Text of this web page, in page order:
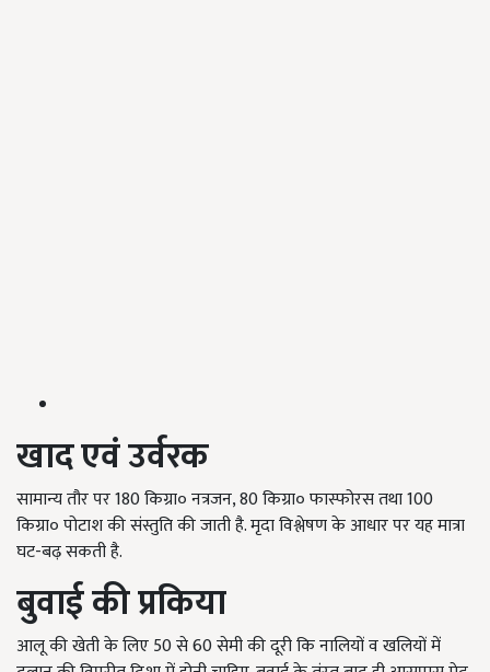
खाद एवं उर्वरक
सामान्य तौर पर 180 किग्रा० नत्रजन, 80 किग्रा० फास्फोरस तथा 100
किग्रा० पोटाश की संस्तुति की जाती है. मृदा विश्लेषण के आधार पर यह मात्रा
घट-बढ़ सकती है.
बुवाई की प्रकिया
आलू की खेती के लिए 50 से 60 सेमी की दूरी कि नालियों व खलियों में